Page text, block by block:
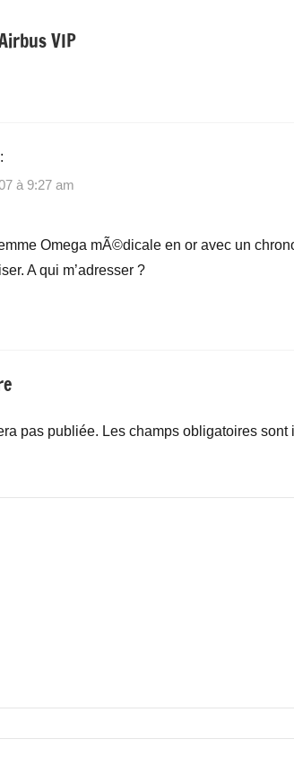
VIP
à 9:27 am
Omega mÃ©dicale en or avec un
A qui m’adresser ?
pas publiée. Les champs obligatoires sont